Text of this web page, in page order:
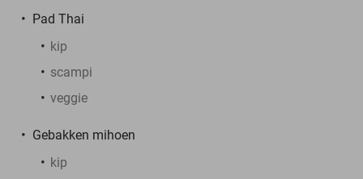
Pad Thai
kip
scampi
veggie
Gebakken mihoen
kip